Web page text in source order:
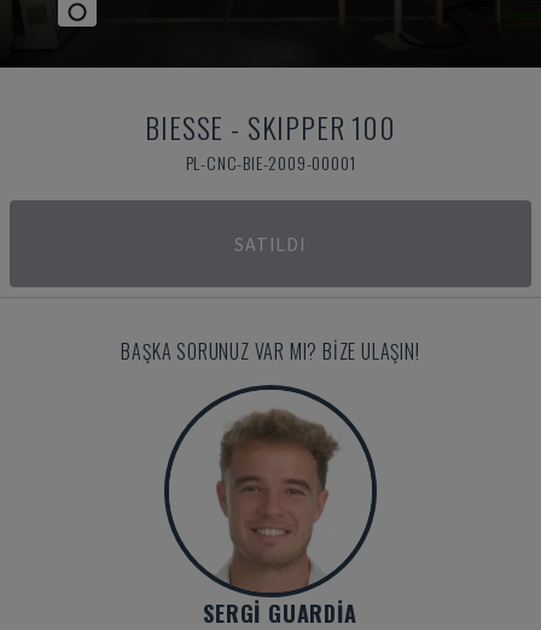
BIESSE - SKIPPER 100
PL-CNC-BIE-2009-00001
SATILDI
BAŞKA SORUNUZ VAR MI? BIZE ULAŞIN!
SERGI GUARDIA